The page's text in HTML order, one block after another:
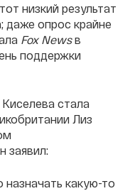
низкий результат
даже опрос крайне
Fox Newsв
поддержки
стала
Лиз
заявил:
какую-то